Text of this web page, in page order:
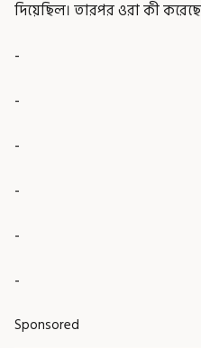
দিয়েছিল। তারপর ওরা কী
-
-
-
-
-
-
Sponsored